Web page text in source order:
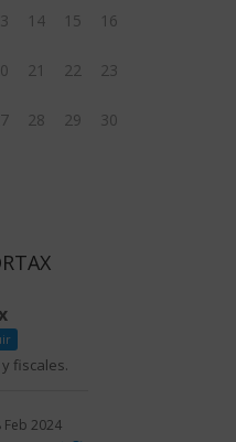
14 15 16
21 22 23
28 29 30
fiscales.
Feb 2024